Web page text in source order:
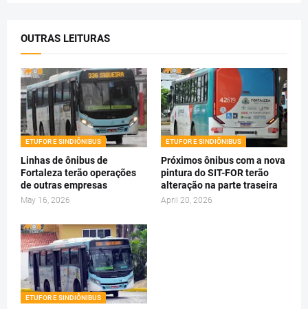
OUTRAS LEITURAS
ETUFOR E SINDIÔNIBUS
Linhas de ônibus de
Fortaleza terão operações
de outras empresas
May 16, 2026
ETUFOR E SINDIÔNIBUS
Próximos ônibus com a nova
pintura do SIT-FOR terão
alteração na parte traseira
April 20, 2026
ETUFOR E SINDIÔNIBUS